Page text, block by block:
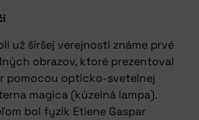
už širšej verejnosti známe prvé
obrazov, ktoré prezentoval
pomocou opticko-svetelnej
magica (kúzelná lampa).
bol fyzik Etiene Gaspar